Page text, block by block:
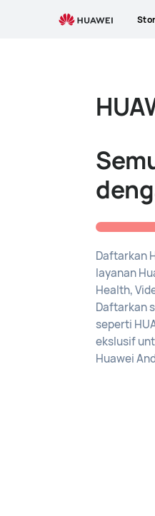
Daftarkan
layanan
Health,
Daftarkan
seperti
ekslusif
Huawei